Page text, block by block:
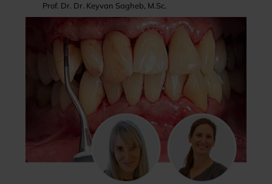
Prof. Dr. Dr. Keyvan Sagheb, M.Sc.